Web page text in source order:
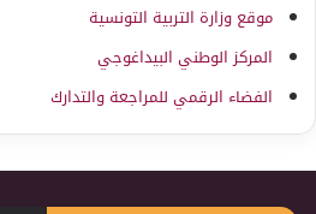
موقع وزارة التربية التونسية
المركز الوطني البيداغوجي
الفضاء الرقمي للمراجعة والتدارك